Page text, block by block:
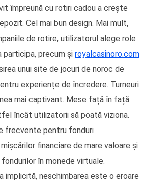
împreună cu rotiri cadou a crește
Cel mai bun design. Mai mult,
de rotire, utilizatorul alege role
precum și royalcasinoro.com
unui site de jocuri de noroc de
experiențe de încredere. Turneuri
mai captivant. Mese față în față
încât utilizatorii să poată viziona.
frecvente pentru fonduri
financiare de mare valoare și
în monede virtuale.
implicită, neschimbarea este o eroare